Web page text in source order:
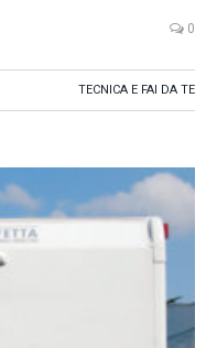
0
TECNICA E FAI DA TE